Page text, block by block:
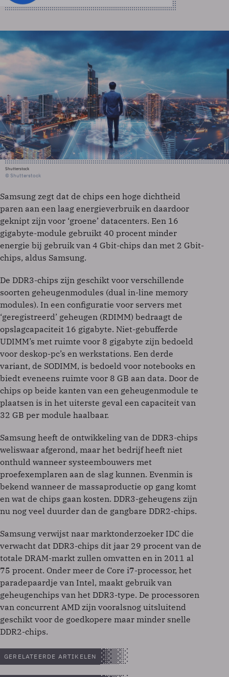
Shutterstock
© Shutterstock
Samsung zegt dat de chips een hoge dichtheid
paren aan een laag energieverbruik en daardoor
geknipt zijn voor ‘groene’ datacenters. Een 16
gigabyte-module gebruikt 40 procent minder
energie bij gebruik van 4 Gbit-chips dan met 2 Gbit-
chips, aldus Samsung.
De DDR3-chips zijn geschikt voor verschillende
soorten geheugenmodules (dual in-line memory
modules). In een configuratie voor servers met
‘geregistreerd’ geheugen (RDIMM) bedraagt de
opslagcapaciteit 16 gigabyte. Niet-gebufferde
UDIMM’s met ruimte voor 8 gigabyte zijn bedoeld
voor deskop-pc’s en werkstations. Een derde
variant, de SODIMM, is bedoeld voor notebooks en
biedt eveneens ruimte voor 8 GB aan data. Door de
chips op beide kanten van een geheugenmodule te
plaatsen is in het uiterste geval een capaciteit van
32 GB per module haalbaar.
Samsung heeft de ontwikkeling van de DDR3-chips
weliswaar afgerond, maar het bedrijf heeft niet
onthuld wanneer systeembouwers met
proefexemplaren aan de slag kunnen. Evenmin is
bekend wanneer de massaproductie op gang komt
en wat de chips gaan kosten. DDR3-geheugens zijn
nu nog veel duurder dan de gangbare DDR2-chips.
Samsung verwijst naar marktonderzoeker IDC die
verwacht dat DDR3-chips dit jaar 29 procent van de
totale DRAM-markt zullen omvatten en in 2011 al
75 procent. Onder meer de Core i7-processor, het
paradepaardje van Intel, maakt gebruik van
geheugenchips van het DDR3-type. De processoren
van concurrent AMD zijn vooralsnog uitsluitend
geschikt voor de goedkopere maar minder snelle
DDR2-chips.
GERELATEERDE ARTIKELEN